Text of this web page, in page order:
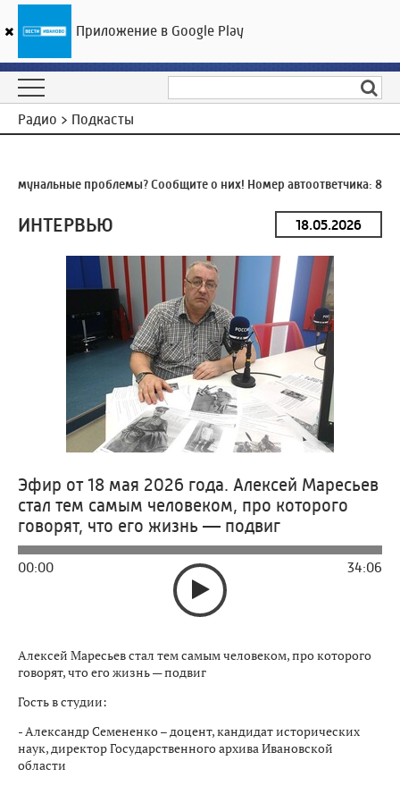
ГТРК «Ивтелерадио»
Радио > Подкасты
проблемы? Сообщите о них! Номер автоответчика:8
ИНТЕРВЬЮ
Эфир от 18 мая 2026 года. Алексей Маресьев
стал тем самым человеком, про которого
говорят, что его жизнь — подвиг
00:00 34:06
Алексей Маресьев стал тем самым человеком, про которого
говорят, что его жизнь — подвиг
Гость в студии:
- Александр Семененко – доцент, кандидат исторических
наук, директор Государственного архива Ивановской
области
Приложение в Google Play